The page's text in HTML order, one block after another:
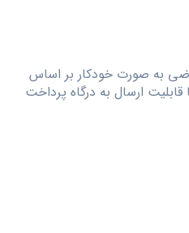
به صورت خودکار بر اساس
ارسال به درگاه پرداخت